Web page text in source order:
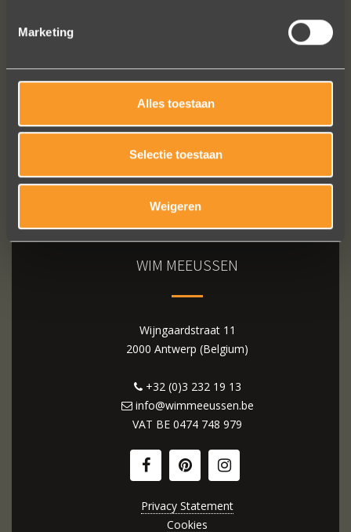
Marketing
Alles toestaan
Selectie toestaan
Weigeren
WIM MEEUSSEN
Wijngaardstraat 11
2000 Antwerp (Belgium)
+32 (0)3 232 19 13
info@wimmeeussen.be
VAT BE 0474 748 979
Privacy Statement
Cookies